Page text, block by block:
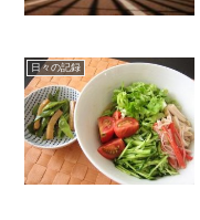
日々の記録